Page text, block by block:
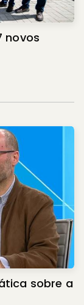
novos
sobre a